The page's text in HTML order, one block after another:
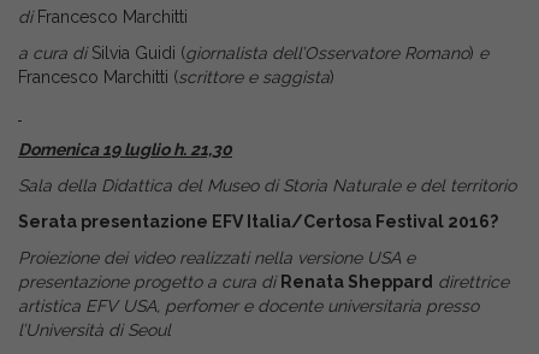
diFrancesco Marchitti
a cura diSilvia Guidi (giornalista dell’Osservatore Romano) e
Francesco Marchitti (scrittore e saggista)
Domenica 19 luglio h. 21,30
Sala della Didattica del Museo di Storia Naturale e del territorio
Serata presentazione EFV Italia/Certosa Festival 2016?
Proiezione dei video realizzati nella versione USA e
presentazione progetto a cura di Renata Sheppard direttrice
artistica EFV USA, perfomer e docente universitaria presso
l’Università di Seoul